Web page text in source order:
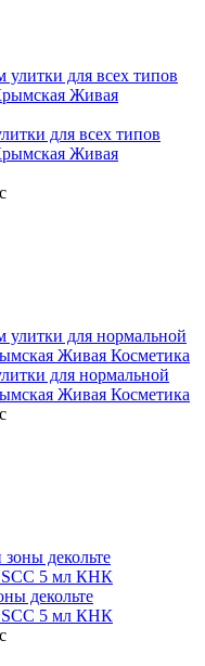
для всех типов
Живая
для нормальной
Живая Косметика
декольте
5 мл КНК